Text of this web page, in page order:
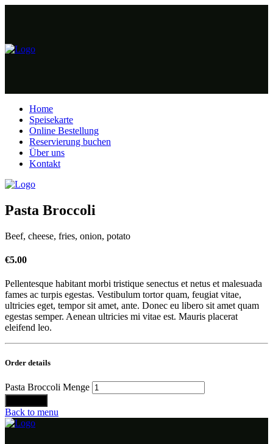
Home
Speisekarte
Online Bestellung
Reservierung buchen
Über uns
Kontakt
Pasta Broccoli
Beef, cheese, fries, onion, potato
€5.00
Pellentesque habitant morbi tristique senectus et netus et malesuada
fames ac turpis egestas. Vestibulum tortor quam, feugiat vitae,
ultricies eget, tempor sit amet, ante. Donec eu libero sit amet quam
egestas semper. Aenean ultricies mi vitae est. Mauris placerat
eleifend leo.
Order details
Pasta Broccoli Menge
Back to menu